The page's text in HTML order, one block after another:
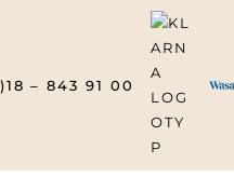
– 843 91 00